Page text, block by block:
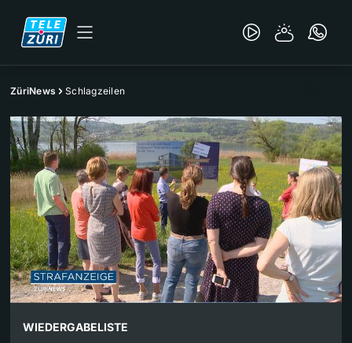
ZüriNews Schlagzeilen
WIEDERGABELISTE